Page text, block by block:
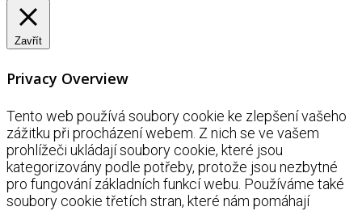
Zavřít
Privacy Overview
Tento web používá soubory cookie ke zlepšení vašeho
zážitku při procházení webem. Z nich se ve vašem
prohlížeči ukládají soubory cookie, které jsou
kategorizovány podle potřeby, protože jsou nezbytné
pro fungování základních funkcí webu. Používáme také
soubory cookie třetích stran, které nám pomáhají